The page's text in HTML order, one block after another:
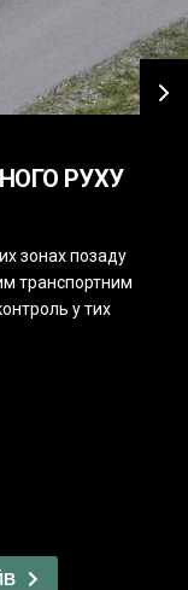
РУХУ
зонах позаду
транспортним
у тих
›